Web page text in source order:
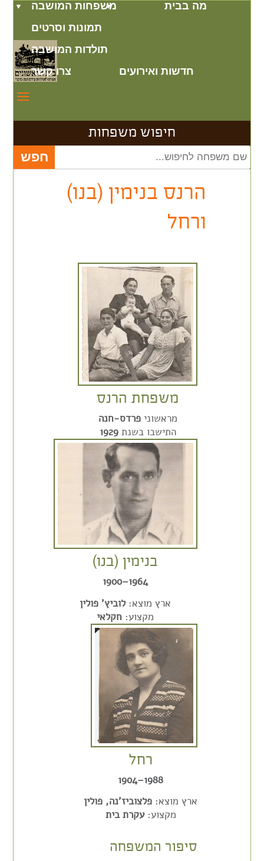
מה בבית
משפחות המושבה
תמונות וסרטים
תולדות המושבה
חדשות ואירועים
צרו קשר
חיפוש משפחות
הרנס בנימין (בנו)
ורחל
משפחת הרנס
מראשוניפרדס-חנה
התישבו בשנת1929
בנימין (בנו)
1964–1900
ארץ מוצא: לוביץ' פולין
מקצוע: חקלאי
רחל
1988–1904
ארץ מוצא: פלצוביז'נה, פולין
מקצוע:עקרת בית
סיפור המשפחה